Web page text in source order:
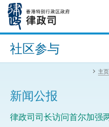
内
进阶搜寻
社区参与
主页
新闻公报
律政司司长访问首尔加强